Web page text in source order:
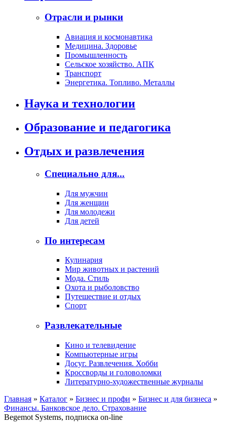
Отрасли и рынки
Авиация и космонавтика
Медицина. Здоровье
Промышленность
Сельское хозяйство. АПК
Транспорт
Энергетика. Топливо. Металлы
Наука и технологии
Образование и педагогика
Отдых и развлечения
Специально для...
Для мужчин
Для женщин
Для молодежи
Для детей
По интересам
Кулинария
Мир животных и растений
Мода. Стиль
Охота и рыболовство
Путешествие и отдых
Спорт
Развлекательные
Кино и телевидение
Компьютерные игры
Досуг. Развлечения. Хобби
Кроссворды и головоломки
Литературно-художественные журналы
Главная » Каталог » Бизнес и профи » Бизнес и для бизнеса »
Финансы. Банковское дело. Страхование
Begemot Systems, подписка on-line